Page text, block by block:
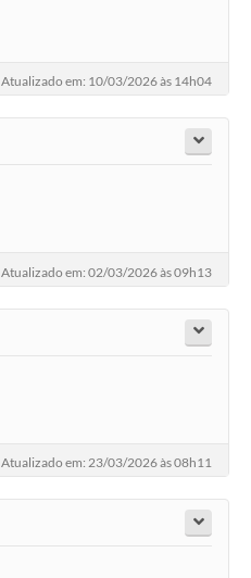
Atualizado em: 10/03/2026 às 14h04
Atualizado em: 02/03/2026 às 09h13
Atualizado em: 23/03/2026 às 08h11